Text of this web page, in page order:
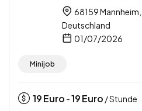
68159
Deutschland
01/07/2026
Minijob
19Euro -19Euro / Stunde